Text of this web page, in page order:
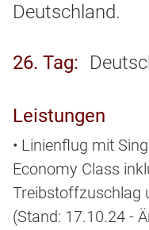
Deutschland.
26. Tag
Leistungen
• Linienflug mit
Economy Class
Treibstoffzuschlag
(Stand: 17.10.24 -